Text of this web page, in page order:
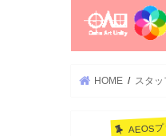
HOME スタ
AEOS